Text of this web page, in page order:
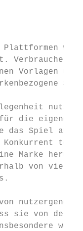
Plattformen
Vorlagen und
nutzen
für die eigene
das Spiel auf
Konkurrent
Marke
von vier
sie von der
wenn